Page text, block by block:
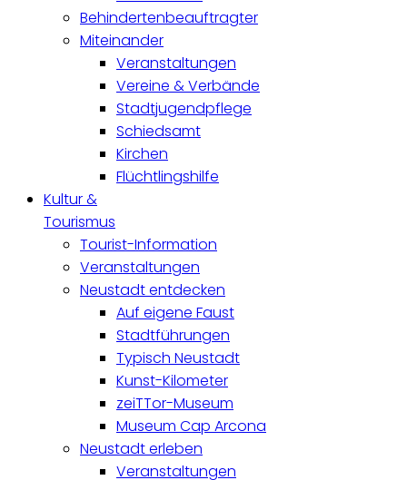
Behindertenbeauftragter
Miteinander
Veranstaltungen
Vereine & Verbände
Stadtjugendpflege
Schiedsamt
Kirchen
Flüchtlingshilfe
Kultur &
Tourismus
Tourist-Information
Veranstaltungen
Neustadt entdecken
Auf eigene Faust
Stadtführungen
Typisch Neustadt
Kunst-Kilometer
zeiTTor-Museum
Museum Cap Arcona
Neustadt erleben
Veranstaltungen